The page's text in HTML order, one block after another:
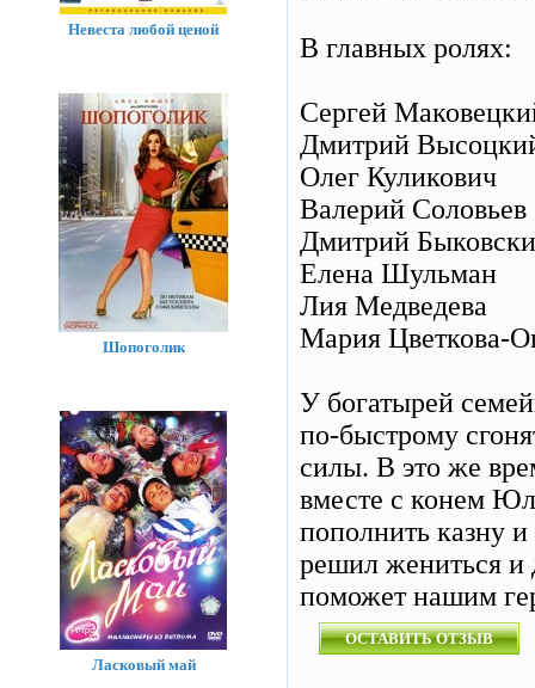
В главных ролях:
Сергей
Дмитрий
Олег Куликович
Валерий Соловьев
Дмитрий
Елена Шульман
Лия Медведева
Мария Цветкова-
У богатырей
по-быстрому
силы. В это же
вместе с конем
пополнить казну
решил жениться и
поможет нашим
ОСТАВИТЬ ОТЗЫВ
Невеста любой ценой
Шопоголик
Ласковый май